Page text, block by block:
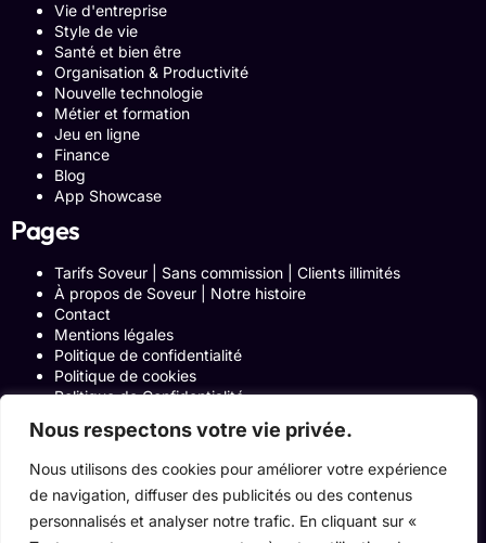
Nous respectons votre vie privée.
Nous utilisons des cookies pour améliorer votre expérience
de navigation, diffuser des publicités ou des contenus
personnalisés et analyser notre trafic. En cliquant sur «
Vie d'entreprise
Style de vie
Santé et bien être
Organisation & Productivité
Nouvelle technologie
Métier et formation
Jeu en ligne
Finance
Blog
App Showcase
Pages
Tarifs Soveur | Sans commission | Clients illimités
À propos de Soveur | Notre histoire
Contact
Mentions légales
Politique de confidentialité
Politique de cookies
Politique de Confidentialité
Blog
Programme Affiliation
Conditions générales d’utilisation
ACCUEIL